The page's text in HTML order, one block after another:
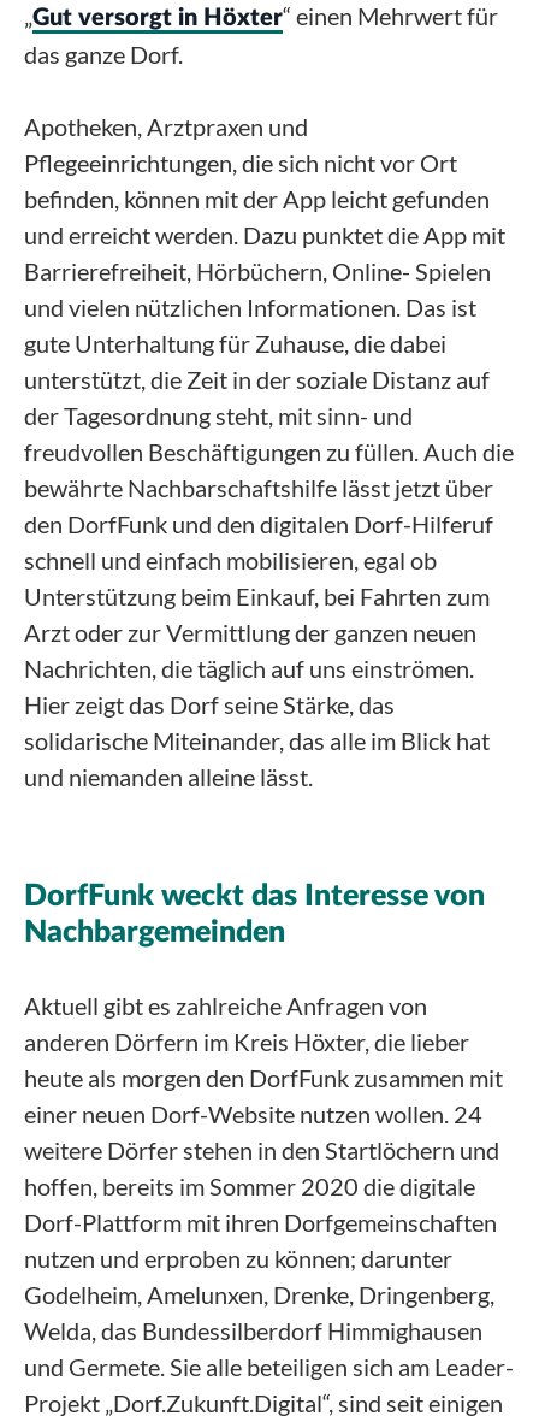
„Gut versorgt in Höxter“ einen Mehrwert für
das ganze Dorf.
Apotheken, Arztpraxen und
Pflegeeinrichtungen, die sich nicht vor Ort
befinden, können mit der App leicht gefunden
und erreicht werden. Dazu punktet die App mit
Barrierefreiheit, Hörbüchern, Online- Spielen
und vielen nützlichen Informationen. Das ist
gute Unterhaltung für Zuhause, die dabei
unterstützt, die Zeit in der soziale Distanz auf
der Tagesordnung steht, mit sinn- und
freudvollen Beschäftigungen zu füllen. Auch die
bewährte Nachbarschaftshilfe lässt jetzt über
den DorfFunk und den digitalen Dorf-Hilferuf
schnell und einfach mobilisieren, egal ob
Unterstützung beim Einkauf, bei Fahrten zum
Arzt oder zur Vermittlung der ganzen neuen
Nachrichten, die täglich auf uns einströmen.
Hier zeigt das Dorf seine Stärke, das
solidarische Miteinander, das alle im Blick hat
und niemanden alleine lässt.
DorfFunk weckt das Interesse von
Nachbargemeinden
Aktuell gibt es zahlreiche Anfragen von
anderen Dörfern im Kreis Höxter, die lieber
heute als morgen den DorfFunk zusammen mit
einer neuen Dorf-Website nutzen wollen. 24
weitere Dörfer stehen in den Startlöchern und
hoffen, bereits im Sommer 2020 die digitale
Dorf-Plattform mit ihren Dorfgemeinschaften
nutzen und erproben zu können; darunter
Godelheim, Amelunxen, Drenke, Dringenberg,
Welda, das Bundessilberdorf Himmighausen
und Germete. Sie alle beteiligen sich am Leader-
Projekt „Dorf.Zukunft.Digital“, sind seit einigen